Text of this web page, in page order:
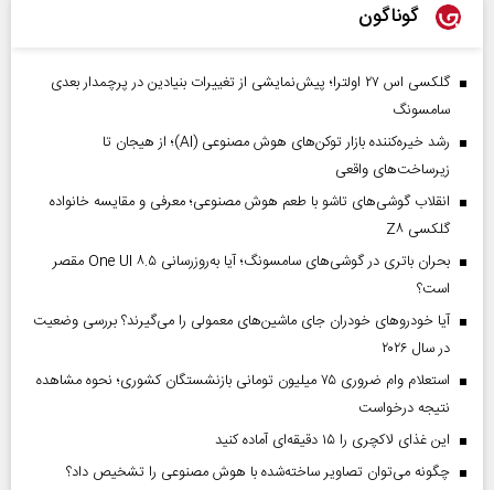
گوناگون
گلکسی اس ۲۷ اولترا؛ پیش‌نمایشی از تغییرات بنیادین در پرچمدار بعدی
سامسونگ
رشد خیره‌کننده بازار توکن‌های هوش مصنوعی (AI)؛ از هیجان تا
زیرساخت‌های واقعی
انقلاب گوشی‌های تاشو‌ با طعم هوش مصنوعی؛ معرفی و مقایسه خانواده
گلکسی Z۸
بحران باتری در گوشی‌های سامسونگ؛ آیا به‌روزرسانی One UI ۸.۵ مقصر
است؟
آیا خودروهای خودران جای ماشین‌های معمولی را می‌گیرند؟ بررسی وضعیت
در سال ۲۰۲۶
استعلام وام ضروری ۷۵ میلیون تومانی بازنشستگان کشوری؛ نحوه مشاهده
نتیجه درخواست
این غذای لاکچری را ۱۵ دقیقه‌ای آماده کنید
چگونه می‌توان تصاویر ساخته‌شده با هوش مصنوعی را تشخیص داد؟